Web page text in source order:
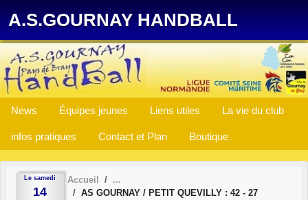
A.S.GOURNAY HANDBALL
News Équipes jeunes Liens utiles La vie du club
infos pratiques Contact et Plan Boutique
Le samedi
14
Accueil
AS GOURNAY / PETIT QUEVILLY : 42 - 27